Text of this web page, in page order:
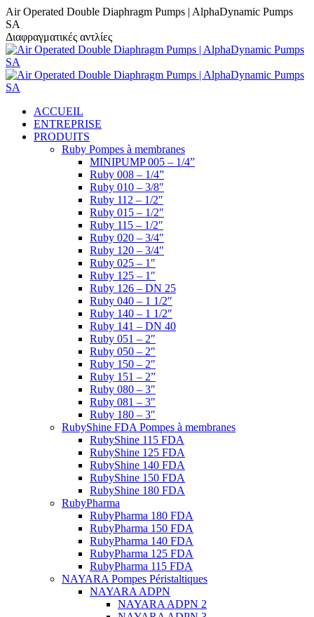
Contenu
en
pleine
largeur
Facebook
YouTube
LinkedIn
Air Operated Double Diaphragm Pumps | AlphaDynamic Pumps
SA
Διαφραγματικές αντλίες
ACCUEIL
ENTREPRISE
PRODUITS
Ruby Pompes à membranes
MINIPUMP 005 – 1/4”
Ruby 008 – 1/4”
Ruby 010 – 3/8″
Ruby 112 – 1/2″
Ruby 015 – 1/2″
Ruby 115 – 1/2″
Ruby 020 – 3/4″
Ruby 120 – 3/4″
Ruby 025 – 1″
Ruby 125 – 1″
Ruby 126 – DN 25
Ruby 040 – 1 1/2″
Ruby 140 – 1 1/2″
Ruby 141 – DN 40
Ruby 051 – 2″
Ruby 050 – 2″
Ruby 150 – 2″
Ruby 151 – 2”
Ruby 080 – 3″
Ruby 081 – 3″
Ruby 180 – 3″
RubyShine FDA Pompes à membranes
RubyShine 115 FDA
RubyShine 125 FDA
RubyShine 140 FDA
RubyShine 150 FDA
RubyShine 180 FDA
RubyPharma
RubyPharma 180 FDA
RubyPharma 150 FDA
RubyPharma 140 FDA
RubyPharma 125 FDA
RubyPharma 115 FDA
NAYARA Pompes Péristaltiques
NAYARA ADPN
NAYARA ADPN 2